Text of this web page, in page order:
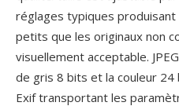
réglages typiques
petits que les originaux non
visuellement acceptable.
de gris 8 bits et la couleur
Exif transportant les